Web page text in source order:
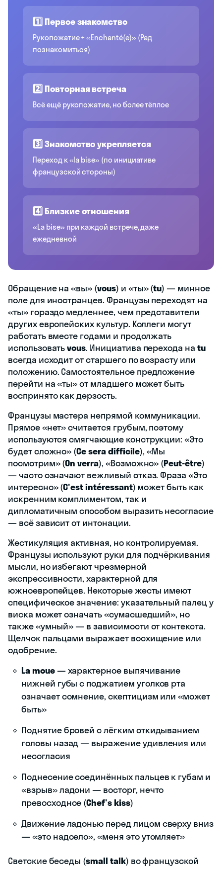
1️⃣ Первое знакомство
Рукопожатие + «Enchanté(e)» (Рад
познакомиться)
2️⃣ Повторная встреча
Всё ещё рукопожатие, но более тёплое
3️⃣ Знакомство укрепляется
Переход к «la bise» (по инициативе
французской стороны)
4️⃣ Близкие отношения
«La bise» при каждой встрече, даже
ежедневной
Обращение на «вы» (vous) и «ты» (tu) — минное
поле для иностранцев. Французы переходят на
«ты» гораздо медленнее, чем представители
других европейских культур. Коллеги могут
работать вместе годами и продолжать
использоватьvous. Инициатива перехода на tu
всегда исходит от старшего по возрасту или
положению. Самостоятельное предложение
перейти на «ты» от младшего может быть
воспринято как дерзость.
Французы мастера непрямой коммуникации.
Прямое «нет» считается грубым, поэтому
используются смягчающие конструкции: «Это
будет сложно» (Ce sera difficile), «Мы
посмотрим» (On verra), «Возможно» (Peut-être)
— часто означают вежливый отказ. Фраза «Это
интересно» (C'est intéressant) может быть как
искренним комплиментом, так и
дипломатичным способом выразить несогласие
— всё зависит от интонации.
Жестикуляция активная, но контролируемая.
Французы используют руки для подчёркивания
мысли, но избегают чрезмерной
экспрессивности, характерной для
южноевропейцев. Некоторые жесты имеют
специфическое значение: указательный палец у
виска может означать «сумасшедший», но
также «умный» — в зависимости от контекста.
Щелчок пальцами выражает восхищение или
одобрение.
La moue— характерное выпячивание
нижней губы с поджатием уголков рта
означает сомнение, скептицизм или «может
быть»
Поднятие бровей с лёгким откидыванием
головы назад — выражение удивления или
несогласия
Поднесение соединённых пальцев к губам и
«взрыв» ладони — восторг, нечто
превосходное (Chef's kiss)
Движение ладонью перед лицом сверху вниз
— «это надоело», «меня это утомляет»
Светские беседы (small talk) во французской